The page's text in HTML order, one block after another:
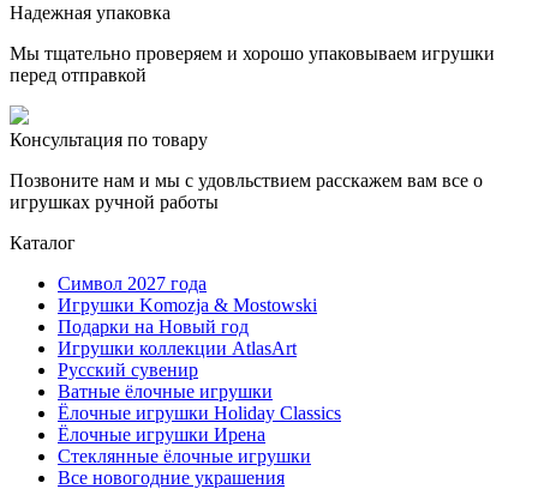
Надежная упаковка
Мы тщательно проверяем и хорошо упаковываем игрушки
перед отправкой
Консультация по товару
Позвоните нам и мы с удовльствием расскажем вам все о
игрушках ручной работы
Каталог
Символ 2027 года
Игрушки Komozja & Mostowski
Подарки на Новый год
Игрушки коллекции AtlasArt
Русский сувенир
Ватные ёлочные игрушки
Ёлочные игрушки Holiday Classics
Ëлочные игрушки Ирена
Стеклянные ёлочные игрушки
Все новогодние украшения